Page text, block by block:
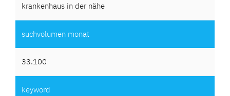
krankenhaus in der nähe
33.100